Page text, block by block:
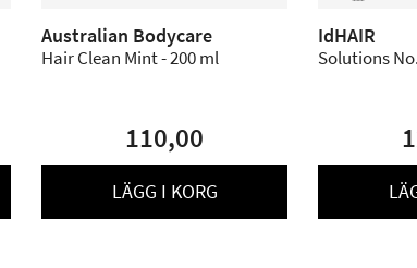
Australian Bodycare
Hair Clean Mint - 200 ml
110,00
LÄGG I KORG
IdHAIR
Solutions